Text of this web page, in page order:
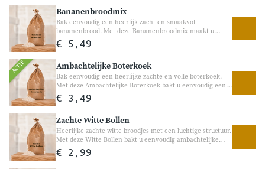
Bananenbroodmix
Bak eenvoudig een heerlijk zacht en smaakvol
bananenbrood. Met deze Bananenbroodmix maakt u
eenvoudig een luchtig en smeuïg bananenbrood met echte
banaan. Perfect voor bij het ontbijt, als tussendoortje of bij
€ 5,49
ACTIE Ambachtelijke Boterkoek
Bak eenvoudig een heerlijke zachte en volle boterkoek.
Met deze Ambachtelijke Boterkoek bakt u eenvoudig een
heerlijke klassieke boterkoek met een rijke botersmaak en
zachte structuur. Perfect voor bij de koffie, visite of als
€ 3,49
Zachte Witte Bollen
Heerlijke zachte witte broodjes met een luchtige structuur.
Met deze Witte Bollen bakt u eenvoudig ambachtelijke
witte broodjes met een zachte binnenkant en goudbruine
korst. Perfect voor ontbijt, lunch of een gezellige brunch.
€ 2,99